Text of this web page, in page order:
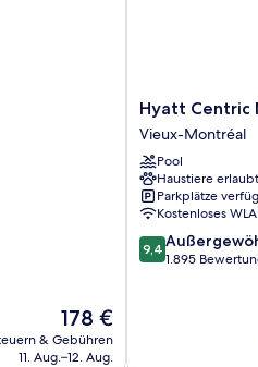
Der
Preis
beträgt
178 €
& Gebühren
11. Aug.–12. Aug.
Hyatt
Centric
Montréal
Vieux-
Montréal
Hyatt Centric
Vieux-Montréal
Pool
Haustiere erlaubt
Parkplätze
Kostenloses
9.4
von
9,4
1.895